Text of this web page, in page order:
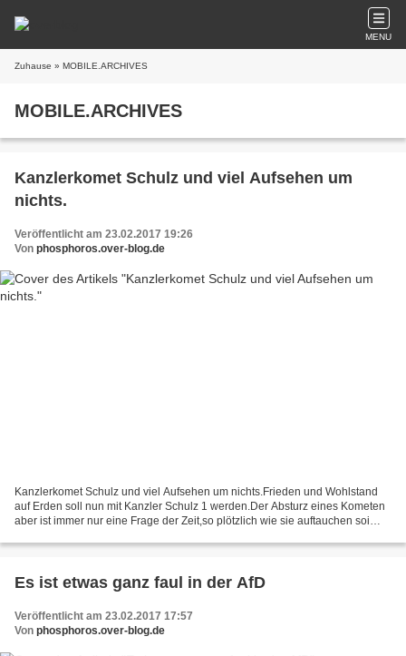
MENU
Zuhause » MOBILE.ARCHIVES
MOBILE.ARCHIVES
Kanzlerkomet Schulz und viel Aufsehen um
nichts.
Veröffentlicht am 23.02.2017 19:26
Von phosphoros.over-blog.de
Kanzlerkomet Schulz und viel Aufsehen um nichts.Frieden und Wohlstand
auf Erden soll nun mit Kanzler Schulz 1 werden.Der Absturz eines Kometen
aber ist immer nur eine Frage der Zeit,so plötzlich wie sie auftauchen soi
Es ist etwas ganz faul in der AfD
Veröffentlicht am 23.02.2017 17:57
Von phosphoros.over-blog.de